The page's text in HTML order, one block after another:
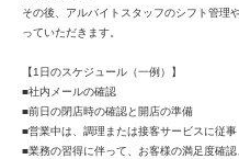
その後、アルバイトスタッフのシフト管理
っていただきます。
【1日のスケジュール（一例）】
■社内メールの確認
■前日の閉店時の確認と開店の準備
■営業中は、調理または接客サービスに従事
■業務の習得に伴って、お客様の満足度確